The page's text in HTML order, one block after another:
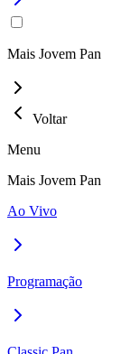
Mais Jovem Pan
Voltar
Menu
Mais Jovem Pan
Ao Vivo
Programação